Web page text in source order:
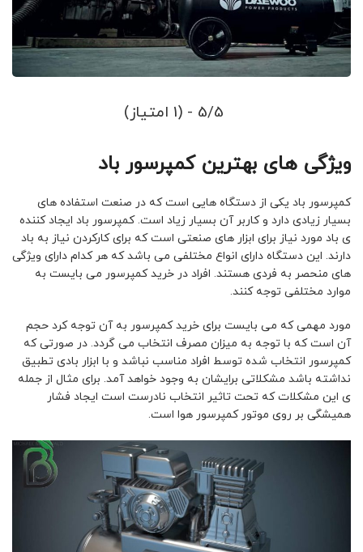
5/5 - (1 امتیاز)
ویژگی های بهترین کمپرسور باد
کمپرسور باد یکی از دستگاه هایی است که در صنعت استفاده های
بسیار زیادی دارد و کاربر آن بسیار زیاد است. کمپرسور باد ایجاد کننده
ی باد مورد نیاز برای ابزار های صنعتی است که برای کارکردن نیاز به باد
دارند. این دستگاه دارای انواع مختلفی می باشد که هر کدام دارای ویژگی
های منحصر به فردی هستند. افراد در خرید کمپرسور می بایست به
موارد مختلفی توجه کنند.
مورد مهمی که می بایست برای خرید کمپرسور به آن توجه کرد حجم
آن است که با توجه به میزان مصرف انتخاب می گردد. در صورتی که
کمپرسور انتخاب شده توسط افراد مناسب نباشد و با ابزار بادی تطبیق
نداشته باشد مشکلاتی برایشان به وجود خواهد آمد. برای مثال از جمله
ی این مشکلات که تحت تاثیر انتخاب نادرست است ایجاد فشار
همیشگی بر روی موتور کمپرسور هوا است.